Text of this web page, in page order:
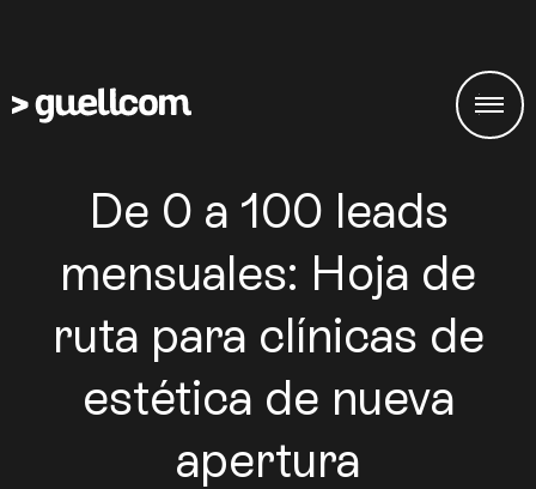
De 0 a 100 leads
mensuales: Hoja de
ruta para clínicas de
estética de nueva
apertura